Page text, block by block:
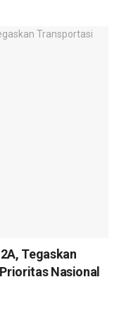
Tegaskan
Nasional